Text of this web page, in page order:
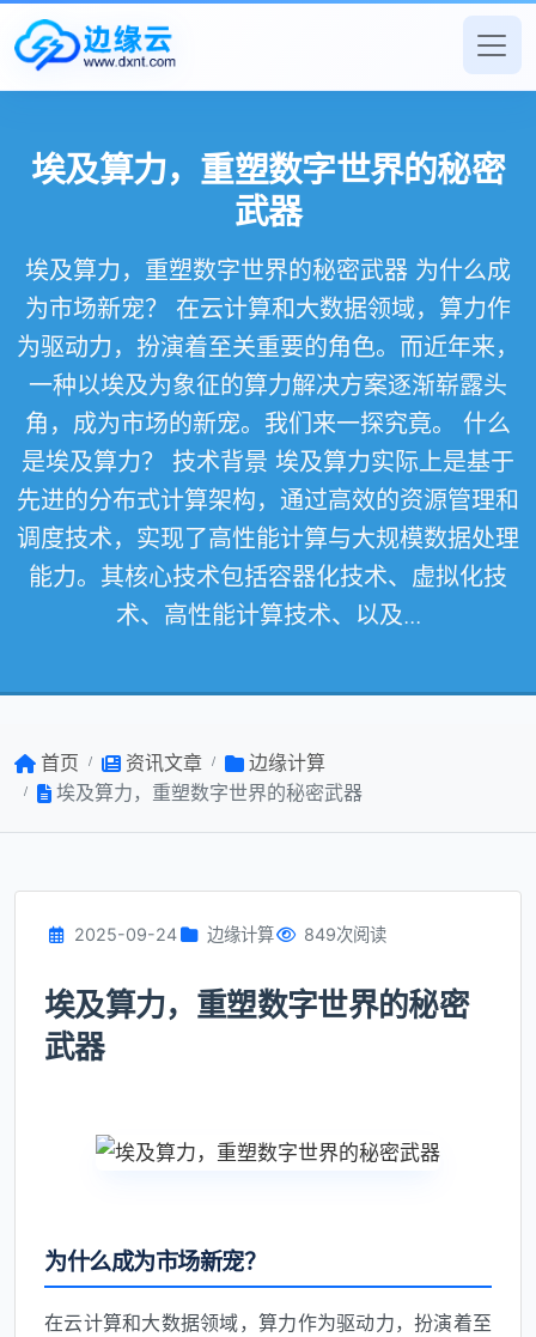
埃及算力，重塑数字世界的秘密
武器
埃及算力，重塑数字世界的秘密武器 为什么成
为市场新宠？ 在云计算和大数据领域，算力作
为驱动力，扮演着至关重要的角色。而近年来，
一种以埃及为象征的算力解决方案逐渐崭露头
角，成为市场的新宠。我们来一探究竟。 什么
是埃及算力？ 技术背景 埃及算力实际上是基于
先进的分布式计算架构，通过高效的资源管理和
调度技术，实现了高性能计算与大规模数据处理
能力。其核心技术包括容器化技术、虚拟化技
术、高性能计算技术、以及...
首页 资讯文章
边缘计算
埃及算力，重塑数字世界的秘密武器
2025-09-24 边缘计算 849次阅读
埃及算力，重塑数字世界的秘密
武器
为什么成为市场新宠？
在云计算和大数据领域，算力作为驱动力，扮演着至